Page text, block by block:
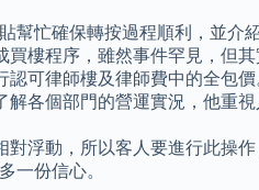
忙確保轉按過程順利，並介
樓程序，雖然事件罕見，但
可律師樓及律師費中的全包價
各個部門的營運實況，他重
浮動，所以客人要進行此操
一份信心。